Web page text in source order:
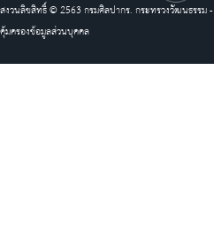
สงวนลิขสิทธิ์ © 2563 กรมศิลปากร. กระทรวงวัฒนธรรม -
คุ้มครองข้อมูลส่วนบุคคล